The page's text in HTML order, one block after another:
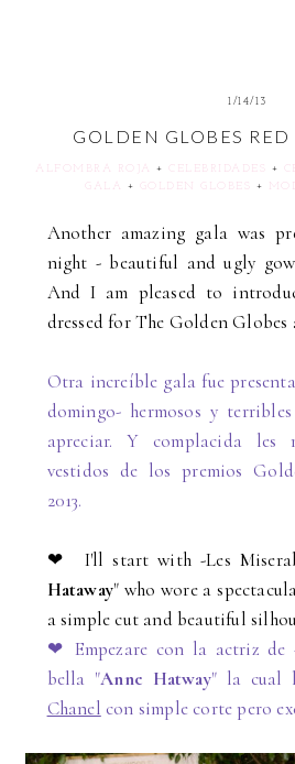
1/14/13
GOLDEN GLOBES RED
ALFOMBRA ROJA + CELEBRIDADES +
GALA
+ +
Another amazing gala was
night - beautiful and ugly
And I am pleased to
dressed for The Golden Globes
Otra increíble gala fue
domingo- hermosos y
apreciar. Y complacida les
vestidos de los premios
2013.
❤ I'll start with -Les
Hataway" who wore a
a simple cut and beautiful
❤ Empezare con la actriz de
bella "Anne Hatway" la cual
Chanel con simple corte pero